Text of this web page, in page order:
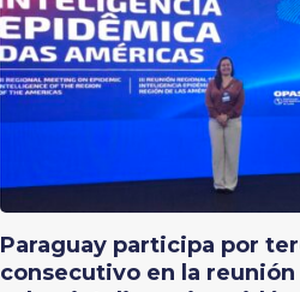
Paraguay participa por
consecutivo en la reunión